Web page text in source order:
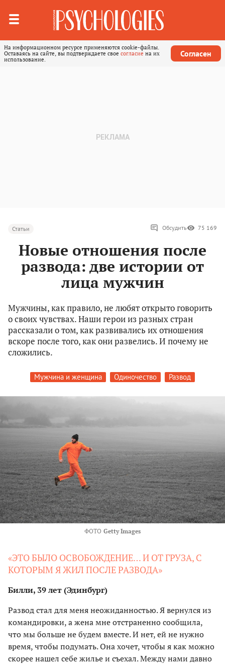
На информационном ресурсе применяются cookie-файлы.
Оставаясь на сайте, вы подтверждаете свое согласие на их
использование.
Согласен
Статьи Обсудить 75 169
Новые отношения после
развода: две истории от
лица мужчин
Мужчины, как правило, не любят открыто говорить
о своих чувствах. Наши герои из разных стран
рассказали о том, как развивались их отношения
вскоре после того, как они развелись. И почему не
сложились.
Мужчина и женщина Одиночество Развод
ФОТО Getty Images
«ЭТО БЫЛО ОСВОБОЖДЕНИЕ… И ОТ ГРУЗА, С
КОТОРЫМ Я ЖИЛ ПОСЛЕ РАЗВОДА»
Билли, 39 лет (Эдинбург)
Развод стал для меня неожиданностью. Я вернулся из
командировки, а жена мне отстраненно сообщила,
что мы больше не будем вместе. И нет, ей не нужно
время, чтобы подумать. Она хочет, чтобы я как можно
скорее нашел себе жилье и съехал. Между нами давно